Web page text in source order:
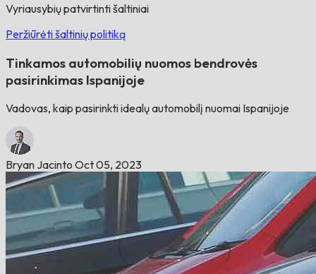
Vyriausybių patvirtinti šaltiniai
Peržiūrėti šaltinių politiką
Tinkamos automobilių nuomos bendrovės
pasirinkimas Ispanijoje
Vadovas, kaip pasirinkti idealų automobilį nuomai Ispanijoje
Bryan Jacinto Oct 05, 2023